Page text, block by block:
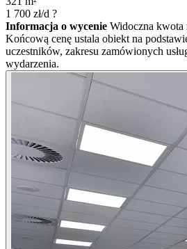
1 700 zł/d ?
Informacja o wycenie Widoczna kwota
Końcową cenę ustala obiekt na
uczestników, zakresu zamówionych
wydarzenia.